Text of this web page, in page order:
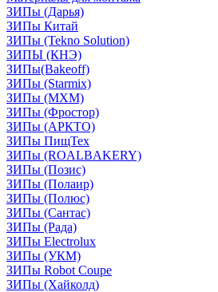
ЗИПы (Дарья)
ЗИПы Китай
ЗИПы (Tekno Solution)
ЗИПЫ (КНЭ)
ЗИПы(Bakeoff)
ЗИПы (Starmix)
ЗИПы (МХМ)
ЗИПы (Фростор)
ЗИПы (АРКТО)
ЗИПы ПищТех
ЗИПы (ROALBAKERY)
ЗИПы (Позис)
ЗИПы (Полаир)
ЗИПы (Полюс)
ЗИПы (Сантас)
ЗИПы (Рада)
ЗИПы Electrolux
ЗИПы (УКМ)
ЗИПы Robot Coupe
ЗИПы (Хайколд)